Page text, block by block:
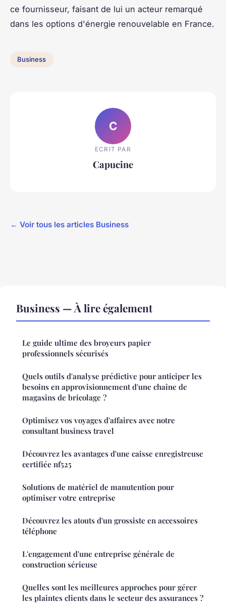
ce fournisseur, faisant de lui un acteur remarqué
dans les options d'énergie renouvelable en France.
Business
C
ECRIT PAR
Capucine
← Voir tous les articles Business
Business — À lire également
Le guide ultime des broyeurs papier
professionnels sécurisés
Quels outils d'analyse prédictive pour anticiper les
besoins en approvisionnement d'une chaîne de
magasins de bricolage ?
Optimisez vos voyages d'affaires avec notre
consultant business travel
Découvrez les avantages d'une caisse enregistreuse
certifiée nf525
Solutions de matériel de manutention pour
optimiser votre entreprise
Découvrez les atouts d'un grossiste en accessoires
téléphone
L'engagement d'une entreprise générale de
construction sérieuse
Quelles sont les meilleures approches pour gérer
les plaintes clients dans le secteur des assurances ?